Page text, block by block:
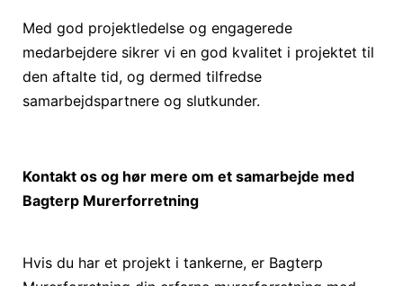
Med god projektledelse og engagerede
medarbejdere sikrer vi en god kvalitet i projektet til
den aftalte tid, og dermed tilfredse
samarbejdspartnere og slutkunder.
Kontakt os og hør mere om et samarbejde med
Bagterp Murerforretning
Hvis du har et projekt i tankerne, er Bagterp